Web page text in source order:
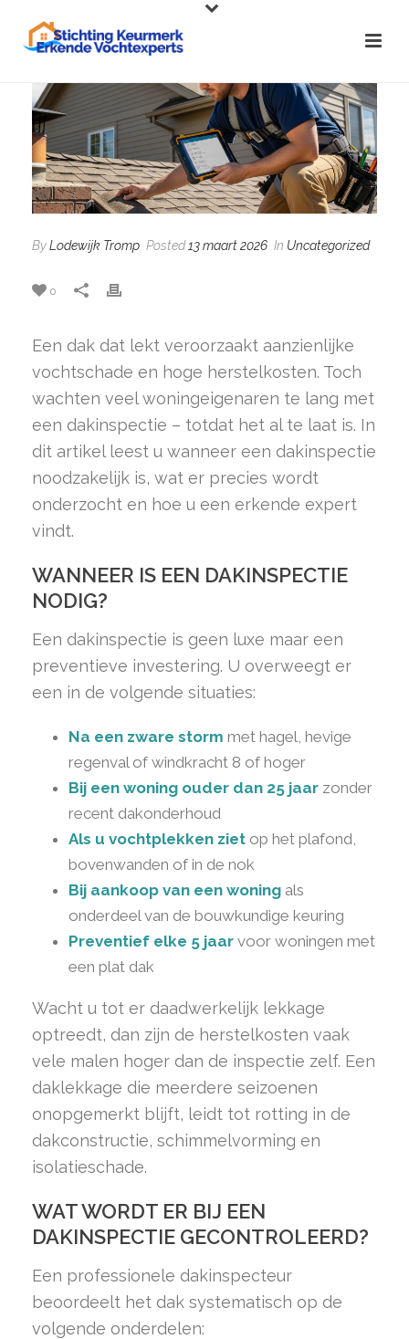
ByLodewijk Tromp Posted13 maart 2026 In Uncategorized
0
Een dak dat lekt veroorzaakt aanzienlijke
vochtschade en hoge herstelkosten. Toch
wachten veel woningeigenaren te lang met
een dakinspectie – totdat het al te laat is. In
dit artikel leest u wanneer een dakinspectie
noodzakelijk is, wat er precies wordt
onderzocht en hoe u een erkende expert
vindt.
WANNEER IS EEN DAKINSPECTIE
NODIG?
Een dakinspectie is geen luxe maar een
preventieve investering. U overweegt er
een in de volgende situaties:
Na een zware storm met hagel, hevige
regenval of windkracht 8 of hoger
Bij een woning ouder dan 25 jaarzonder
recent dakonderhoud
Als u vochtplekken zietop het plafond,
bovenwanden of in de nok
Bij aankoop van een woningals
onderdeel van de bouwkundige keuring
Preventief elke 5 jaarvoor woningen met
een plat dak
Wacht u tot er daadwerkelijk lekkage
optreedt, dan zijn de herstelkosten vaak
vele malen hoger dan de inspectie zelf. Een
daklekkage die meerdere seizoenen
onopgemerkt blijft, leidt tot rotting in de
dakconstructie, schimmelvorming en
isolatieschade.
WAT WORDT ER BIJ EEN
DAKINSPECTIE GECONTROLEERD?
Een professionele dakinspecteur
beoordeelt het dak systematisch op de
volgende onderdelen: